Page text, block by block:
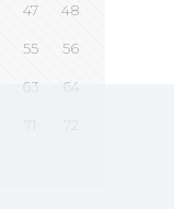
47 48
55 56
63 64